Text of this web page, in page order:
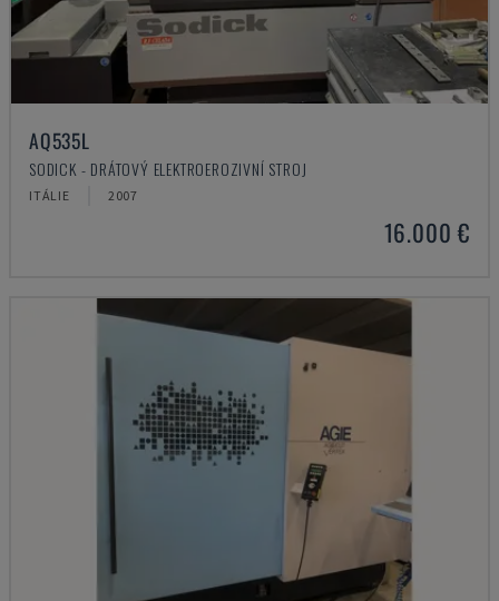
AQ535L
SODICK - DRÁTOVÝ ELEKTROEROZIVNÍ STROJ
ITÁLIE 2007
16.000 €